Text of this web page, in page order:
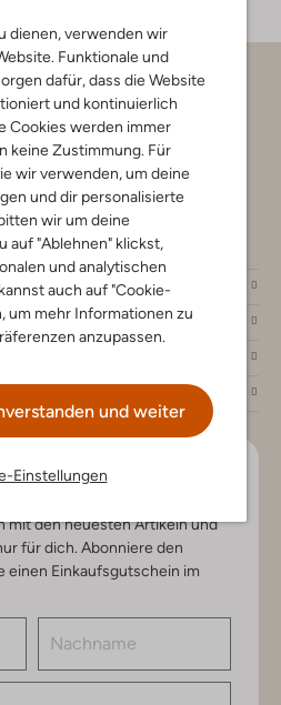
dienen, verwenden wir
Funktionale und
dafür, dass die Website
und kontinuierlich
Cookies werden immer
keine Zustimmung. Für
wir verwenden, um deine
und dir personalisierte
wir um deine
auf "Ablehnen" klickst,
und analytischen
auch auf "Cookie-
um mehr Informationen zu
anzupassen.
und weiter
Einstellungen
bleiben
mit den neuesten Artikeln und
für dich. Abonniere den
einen Einkaufsgutschein im